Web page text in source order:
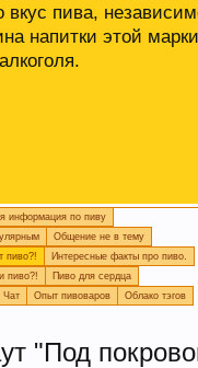
вкус пива,
напитки этой
которые
и солода, из
информация по пиву
Общение не в тему
пиво?!
Интересные факты про пиво.
пиво?!
Пиво для сердца
Чат
Опыт пивоваров
Облако тэгов
"Под